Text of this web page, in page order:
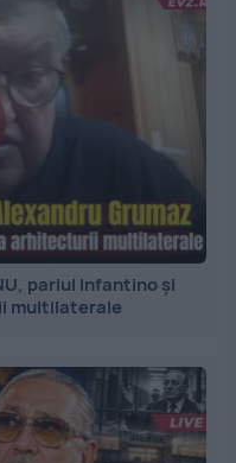
pariul Infantino și
multilaterale